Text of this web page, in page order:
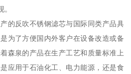
工业过滤领域的企业，广州市森泉过
泉过滤”）自成立以来，始终以研发、
核心，积累了丰富的行业经验。公司
带广州南沙经济技术开发区，凭借独